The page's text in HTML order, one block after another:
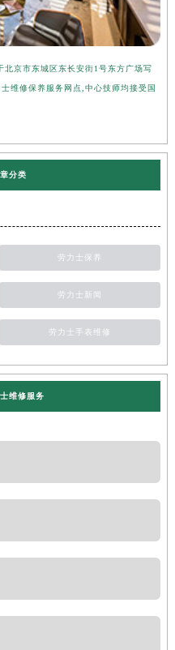
京市东城区东长安街1号东方广场写
维修保养服务网点,中心技师均接受国
分类
劳力士保养
劳力士新闻
劳力士手表维修
维修服务